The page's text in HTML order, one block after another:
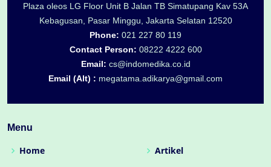
Plaza oleos LG Floor Unit B Jalan TB Simatupang Kav 53A
Kebagusan, Pasar Minggu, Jakarta Selatan 12520
Phone: 021 227 80 119
Contact Person: 08222 4222 600
Email: cs@indomedika.co.id
Email (Alt) : megatama.adikarya@gmail.com
Menu
Home
Artikel